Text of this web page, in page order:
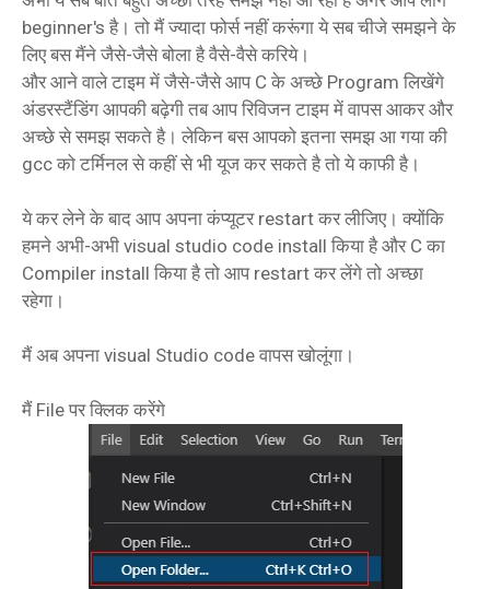
beginner's है। तो मैं ज्यादा फोर्स नहीं करूंगा ये सब चीजे समझने के
लिए बस मैंने जैसे-जैसे बोला है वैसे-वैसे करिये।
और आने वाले टाइम में जैसे-जैसे आप C के अच्छे Program लिखेंगे
अंडरस्टैंडिंग आपकी बढ़ेगी तब आप रिविजन टाइम में वापस आकर और
अच्छे से समझ सकते है। लेकिन बस आपको इतना समझ आ गया की
gcc को टर्मिनल से कहीं से भी यूज कर सकते है तो ये काफी है।
ये कर लेने के बाद आप अपना कंप्यूटर restart कर लीजिए। क्योंकि
हमने अभी-अभी visual studio code install किया है और C का
Compiler install किया है तो आप restart कर लेंगे तो अच्छा
रहेगा।
मैं अब अपना visual Studio code वापस खोलूंगा।
मैं File पर क्लिक करेंगे